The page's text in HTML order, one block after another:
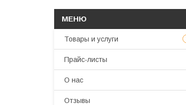
Товары и услуги
Прайс-листы
О нас
Отзывы